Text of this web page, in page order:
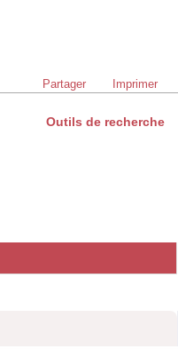
Partager Imprimer
Outils de recherche